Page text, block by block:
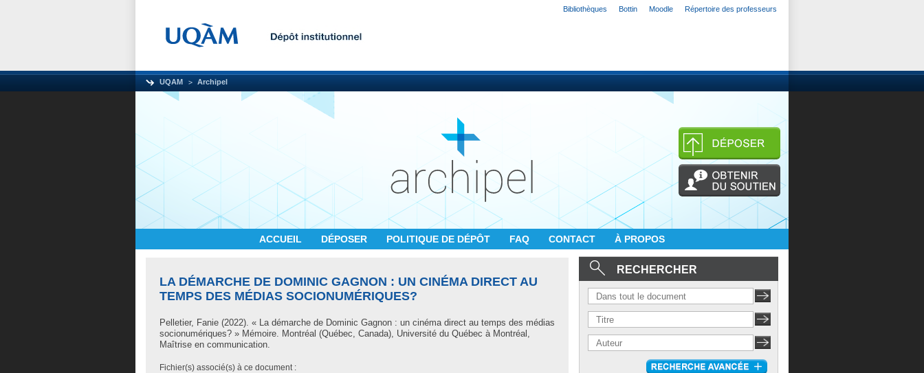
Bibliothèques Bottin Moodle Répertoire des professeurs
UQAM Archipel
ACCUEIL DÉPOSER POLITIQUE DE DÉPÔT FAQ CONTACT À PROPOS
LA DÉMARCHE DE DOMINIC GAGNON : UN CINÉMA DIRECT AU
TEMPS DES MÉDIAS SOCIONUMÉRIQUES?
Pelletier, Fanie (2022). « La démarche de Dominic Gagnon : un cinéma direct au temps des médias
socionumériques? » Mémoire. Montréal (Québec, Canada), Université du Québec à Montréal,
Maîtrise en communication.
Fichier(s) associé(s) à ce document :
RECHERCHER